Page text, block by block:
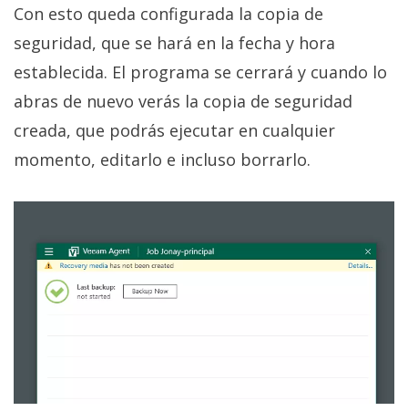
Con esto queda configurada la copia de
seguridad, que se hará en la fecha y hora
establecida. El programa se cerrará y cuando lo
abras de nuevo verás la copia de seguridad
creada, que podrás ejecutar en cualquier
momento, editarlo e incluso borrarlo.